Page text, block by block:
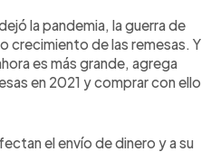
la pandemia, la guerra de
crecimiento de las remesas. Y
es más grande, agrega
en 2021 y comprar con ello
el envío de dinero y a su